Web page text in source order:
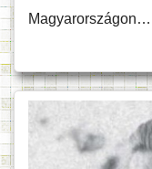
Magyarországon…